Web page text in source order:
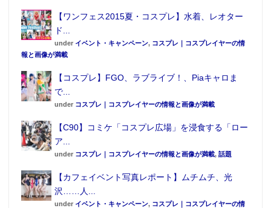
【ワンフェス2015夏・コスプレ】水着、レオター
ド...
under イベント・キャンペーン, コスプレ｜コスプレイヤーの情
報と画像が満載
【コスプレ】FGO、ラブライブ！、Piaキャロま
で...
under コスプレ｜コスプレイヤーの情報と画像が満載
【C90】コミケ「コスプレ広場」を浸食する「ロー
ア...
under コスプレ｜コスプレイヤーの情報と画像が満載, 話題
【カフェイベント写真レポート】ムチムチ、光
沢……人...
under イベント・キャンペーン, コスプレ｜コスプレイヤーの情